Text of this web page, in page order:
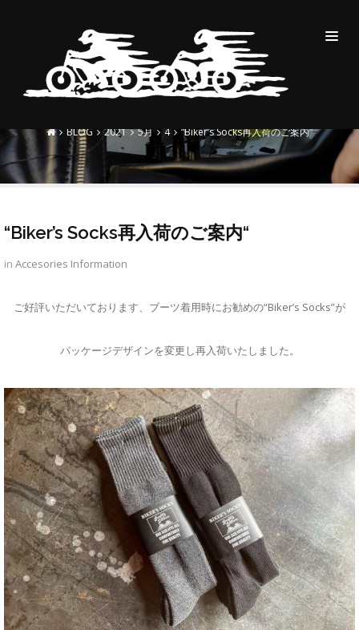
“BIKER’S SOCKS再入荷のご
案内“
BLOG 2021 5月 4 “Biker’s Socks再入荷のご案内“
“Biker’s Socks再入荷のご案内“
in Accesories Information
ご好評いただいております、ブーツ着用時にお勧めの“Biker’s Socks”が
パッケージデザインを変更し再入荷いたしました。